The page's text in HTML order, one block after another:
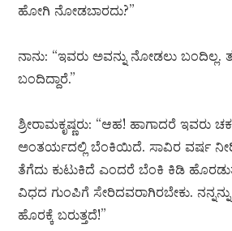
ಹೋಗಿ ನೋಡಬಾರದು?”
ನಾನು: “ಇವರು ಅವನ್ನು ನೋಡಲು ಬಂದಿಲ್ಲ.
ಬಂದಿದ್ದಾರೆ.”
ಶ್ರೀರಾಮಕೃಷ್ಣರು: “ಆಹ! ಹಾಗಾದರೆ ಇವರು
ಅಂತರ್ಯದಲ್ಲಿ ಬೆಂಕಿಯಿದೆ. ಸಾವಿರ ವರ್ಷ
ತೆಗೆದು ಕುಟುಕಿದೆ ಎಂದರೆ ಬೆಂಕಿ ಕಿಡಿ
ವಿಧದ ಗುಂಪಿಗೆ ಸೇರಿದವರಾಗಿರಬೇಕು.
ಹೊರಕ್ಕೆ ಬರುತ್ತದೆ!”